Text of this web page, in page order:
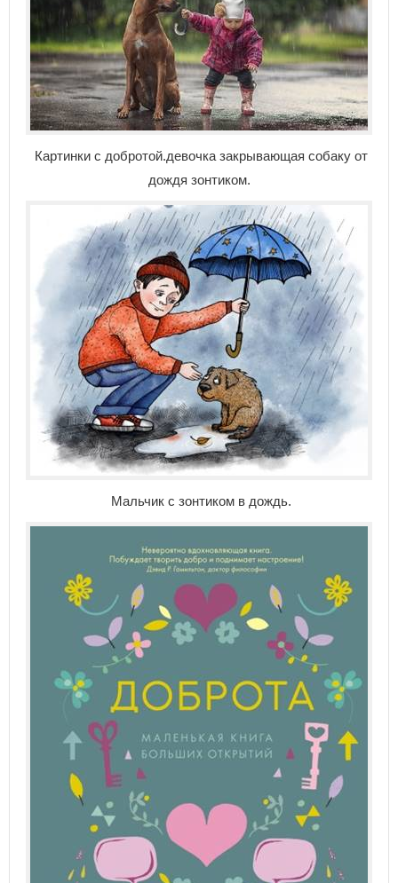
Картинки с добротой.девочка закрывающая собаку от
дождя зонтиком.
Мальчик с зонтиком в дождь.